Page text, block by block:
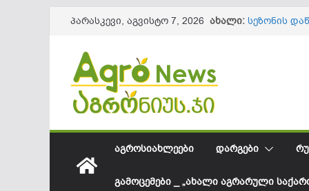
content
პარასკევი, აგვისტო 7, 2026 ახალი: სეზონის
წიწაკის
ქართული
სოკოვანი
შესყიდვის
ᲐᲒᲠᲝᲡᲘᲐᲮᲚᲔᲔᲑᲘ ᲓᲐᲠᲒᲔᲑᲘ
ᲒᲐᲛᲝᲪᲔᲛᲔᲑᲘ _ „ᲐᲮᲐᲚᲘ ᲐᲒᲠᲐᲠᲣᲚᲘ